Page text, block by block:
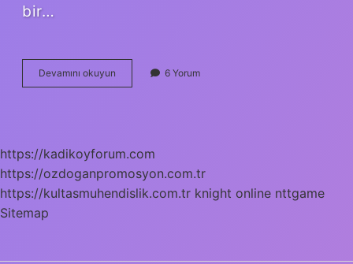
bir…
Devamını okuyun Açmanın
Deyimi
6 Yorum
https://kadikoyforum.com
https://ozdoganpromosyon.com.tr
https://kultasmuhendislik.com.tr knight online nttgame
Sitemap